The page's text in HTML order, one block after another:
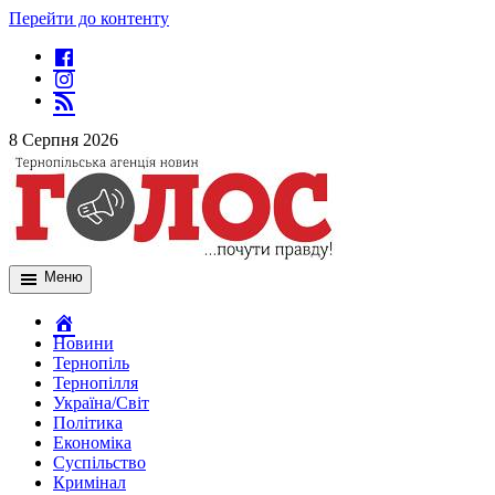
Перейти до контенту
8 Серпня 2026
Меню
Новини
Тернопіль
Тернопілля
Україна/Світ
Політика
Економіка
Суспільство
Кримінал